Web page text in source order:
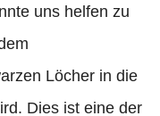
uns helfen zu
Löcher in die
Dies ist eine der